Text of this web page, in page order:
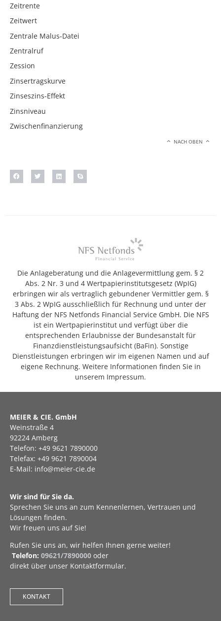
Zeitrente
Zeitwert
Zentrale Malus-Datei
Zentralruf
Zession
Zinsertragskurve
Zinseszins-Effekt
Zinsniveau
Zwischenfinanzierung
NACH OBEN
Die Anlageberatung und die Anlagevermittlung gem. § 2
Abs. 2 Nr. 3 und 4 Wertpapierinstitutsgesetz (WpIG)
erbringen wir als vertraglich gebundener Vermittler gem. §
3 Abs. 2 WpIG ausschließlich für Rechnung und unter der
Haftung der NFS Netfonds Financial Service GmbH. Die NFS
ist ein Wertpapierinstitut und verfügt über die
entsprechenden Erlaubnisse der Bundesanstalt für
Finanzdienstleistungsaufsicht (BaFin). Sonstige
Dienstleistungen erbringen wir im eigenen Namen und auf
eigene Rechnung. Weitere Informationen finden Sie in
unserem Impressum.
MEIER & CIE. GmbH
Weinstraße 4
92224 Amberg
Telefon: +49 9621 7890000
Telefax: +49 9621 7890004
E-Mail: info@meier-cie.de
Wir sind für Sie da.
Sprechen Sie uns an zum Kennenlernen, Vertrauen und
Lösungen finden.
Wir freuen uns auf Sie!
Rufen Sie uns an, wir helfen Ihnen gerne weiter!
Telefon: 09621/7890000 oder
direkt über unser Kontaktformular.
KONTAKT